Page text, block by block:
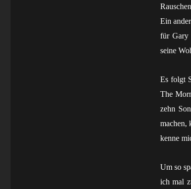
Ein
für Gary
seine
Es folgt
The
zehn
machen,
kenne
Um so
ich mal